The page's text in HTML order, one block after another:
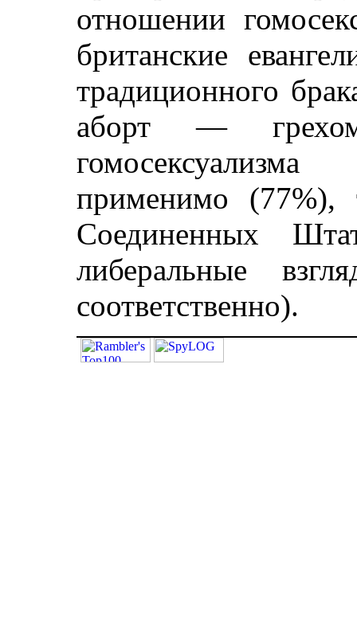
отношении
британские
традиционного
аборт —
применимо
Соединенных
либеральные
соответственно).